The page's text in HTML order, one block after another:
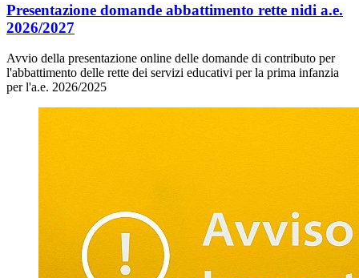
Presentazione domande abbattimento rette nidi a.e.
2026/2027
Avvio della presentazione online delle domande di contributo per
l'abbattimento delle rette dei servizi educativi per la prima infanzia
per l'a.e. 2026/2025